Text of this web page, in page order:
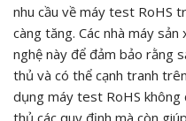
nhu cầu về máy test RoHS
càng tăng. Các nhà máy
nghệ này để đảm bảo rằng
thủ và có thể cạnh tranh
dụng máy test RoHS không
thủ các quy định mà còn